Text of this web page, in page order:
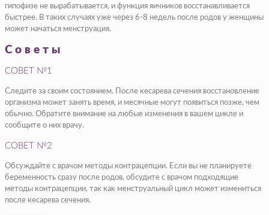
гипофизе не вырабатывается, и функция яичников восстанавливается
быстрее. В таких случаях уже через 6-8 недель после родов у женщины
может начаться менструация.
Советы
СОВЕТ №1
Следите за своим состоянием. После кесарева сечения восстановление
организма может занять время, и месячные могут появиться позже, чем
обычно. Обратите внимание на любые изменения в вашем цикле и
сообщите о них врачу.
СОВЕТ №2
Обсуждайте с врачом методы контрацепции. Если вы не планируете
беременность сразу после родов, обсудите с врачом подходящие
методы контрацепции, так как менструальный цикл может измениться
после кесарева сечения.